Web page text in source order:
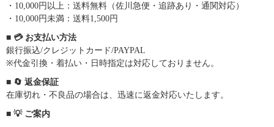
・10,000円以上：送料無料（佐川急便・追跡あり・通関対応）
・10,000円未満：送料1,500円
■ 💳 お支払い方法
銀行振込/クレジットカード/PAYPAL
※代金引換・着払い・日時指定は対応しておりません。
■ 🔄 返金保証
在庫切れ・不良品の場合は、迅速に返金対応いたします。
■ 💡 ご案内